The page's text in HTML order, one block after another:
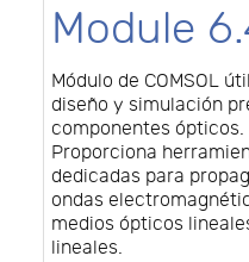
Module
Módulo de COMSOL
diseño y simulación
componentes ópticos.
Proporciona
dedicadas para
ondas
medios ópticos
lineales.